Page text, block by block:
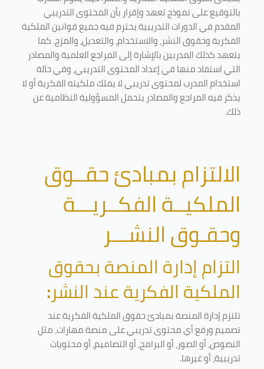
بالتوقيع على نموذج تعهد وإقرار بأن المحتوى التدريبي
المقدم في الدورات التدريبية يحترم فيه جميع قوانين الملكية
الفكرية وحقوق النشر، والاستخدام، والتعديل، والمزج. كما
يتعهد كذلك المدربين بالإشارة إلى المراجع العلمية والمصادر
التي استفاد منها في إعداد المحتوى التدريبي، وفي حالة
استخدام المدرب لمحتوى تدريبي لا يملك ملكيته الفكرية أو لا
يذكر فيه المراجع والمصادر يتحمل المسؤولية النظامية عن
ذلك.
الالتزام بمبادئ حقــوق
الملكيــة الفكــريـــة
وحقـوق النشـــر
التزام إدارة المنصة بحقوق
الملكية الفكرية عند النشر:
تلتزم إدارة المنصة بمبادئ حقوق الملكية الفكرية عند
تصميم ورفع أي محتوى تدريبي على منصة مهارات، مثل
النصوص، أو الصور، أو البرامج، أو التصاميم، أو محتويات
تدريبية، أو غيرها.